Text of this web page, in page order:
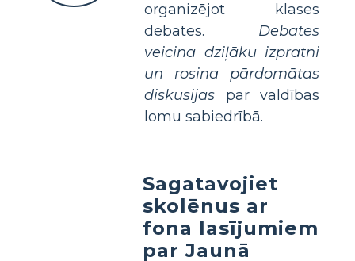
organizējot klases
debates. Debates
veicina dziļāku izpratni
un rosina pārdomātas
diskusijas par valdības
lomu sabiedrībā.
Sagatavojiet
skolēnus ar
fona lasījumiem
par Jaunā